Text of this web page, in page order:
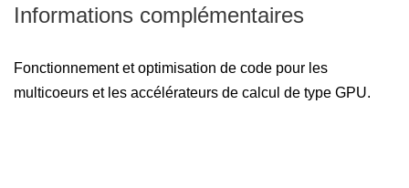
Informations complémentaires
Fonctionnement et optimisation de code pour les
multicoeurs et les accélérateurs de calcul de type GPU.